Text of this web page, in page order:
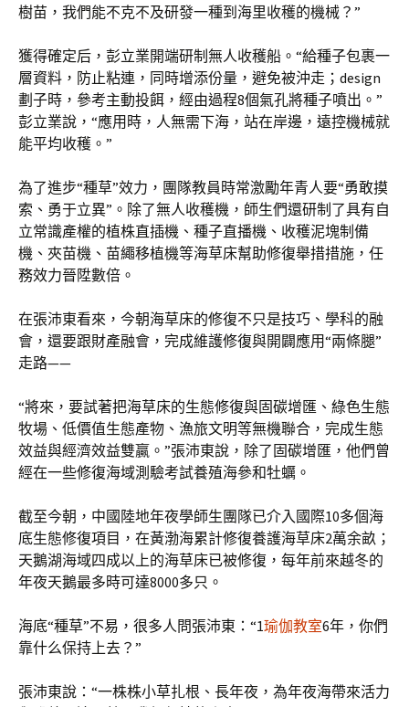
樹苗，我們能不克不及研發一種到海里收穫的機械？”
獲得確定后，彭立業開端研制無人收穫船。“給種子包裹一
層資料，防止粘連，同時增添份量，避免被沖走；design
劃子時，參考主動投餌，經由過程8個氣孔將種子噴出。”
彭立業說，“應用時，人無需下海，站在岸邊，遠控機械就
能平均收穫。”
為了進步“種草”效力，團隊教員時常激勵年青人要“勇敢摸
索、勇于立異”。除了無人收穫機，師生們還研制了具有自
立常識產權的植株直插機、種子直播機、收穫泥塊制備
機、夾苗機、苗繩移植機等海草床幫助修復舉措措施，任
務效力晉陞數倍。
在張沛東看來，今朝海草床的修復不只是技巧、學科的融
會，還要跟財產融會，完成維護修復與開闢應用“兩條腿”
走路——
“將來，要試著把海草床的生態修復與固碳增匯、綠色生態
牧場、低價值生態產物、漁旅文明等無機聯合，完成生態
效益與經濟效益雙贏。”張沛東說，除了固碳增匯，他們曾
經在一些修復海域測驗考試養殖海參和牡蠣。
截至今朝，中國陸地年夜學師生團隊已介入國際10多個海
底生態修復項目，在黃渤海累計修復養護海草床2萬余畝；
天鵝湖海域四成以上的海草床已被修復，每年前來越冬的
年夜天鵝最多時可達8000多只。
海底“種草”不易，很多人問張沛東：“1瑜伽教室6年，你們
靠什么保持上去？”
張沛東說：“一株株小草扎根、長年夜，為年夜海帶來活力